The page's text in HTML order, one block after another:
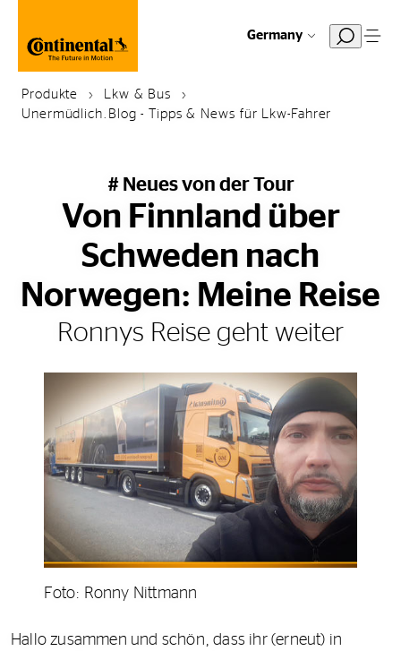
Germany
Produkte
Lkw & Bus
Unermüdlich.Blog - Tipps & News für Lkw-Fahrer
# Neues von der Tour
Von Finnland über
Schweden nach
Norwegen: Meine Reise
Ronnys Reise geht weiter
Foto: Ronny Nittmann
Hallo zusammen und schön, dass ihr (erneut) in